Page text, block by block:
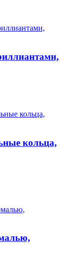
кольца,